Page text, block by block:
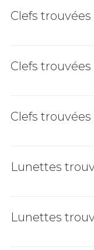
Clefs trouvées
Clefs
Clefs
Lunettes
Lunettes